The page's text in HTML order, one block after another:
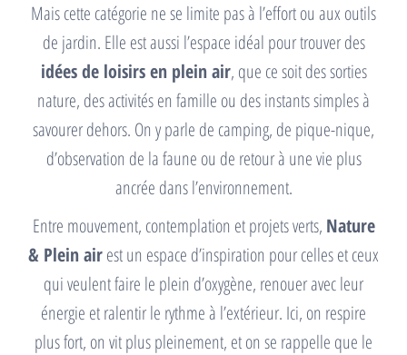
Mais cette catégorie ne se limite pas à l’effort ou aux outils
de jardin. Elle est aussi l’espace idéal pour trouver des
idées de loisirs en plein air, que ce soit des sorties
nature, des activités en famille ou des instants simples à
savourer dehors. On y parle de camping, de pique-nique,
d’observation de la faune ou de retour à une vie plus
ancrée dans l’environnement.
Entre mouvement, contemplation et projets verts, Nature
& Plein airest un espace d’inspiration pour celles et ceux
qui veulent faire le plein d’oxygène, renouer avec leur
énergie et ralentir le rythme à l’extérieur. Ici, on respire
plus fort, on vit plus pleinement, et on se rappelle que le